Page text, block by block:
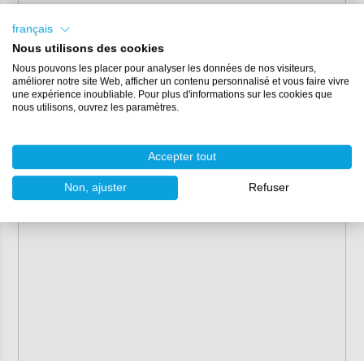
français
Nous utilisons des cookies
Nous pouvons les placer pour analyser les données de nos visiteurs,
améliorer notre site Web, afficher un contenu personnalisé et vous faire vivre
une expérience inoubliable. Pour plus d'informations sur les cookies que
nous utilisons, ouvrez les paramètres.
Accepter tout
Non, ajuster Refuser